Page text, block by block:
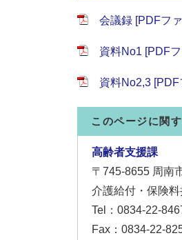
会議録 [PDFフ
資料No1 [PDF
資料No2,3
このページに関
高齢者支援課
〒745-8655 周南
介護給付・保険料
Tel：0834-22-
Fax：0834-22-